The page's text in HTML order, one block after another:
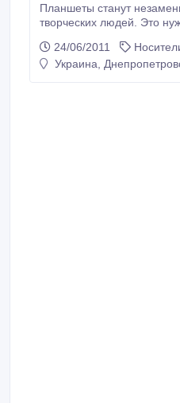
Планшеты станут
творческих людей. Это
комфорт, который не возможно ощутить с
клавиатурой или мышкой. Дисконтная программа от
24/06/2011
Украина,